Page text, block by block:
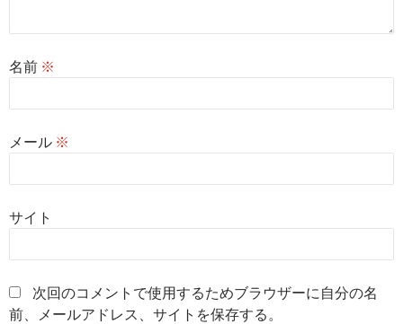
名前 ※
メール ※
サイト
次回のコメントで使用するためブラウザーに自分の名
前、メールアドレス、サイトを保存する。